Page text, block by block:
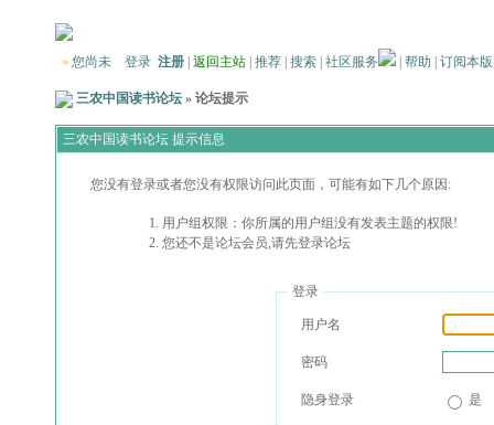
» 您尚未 登录 注册 返回主站 推荐 搜索 社区服务 帮助 订阅本
三农中国读书论坛 » 论坛提示
三农中国读书论坛 提示信息
您没有登录或者您没有权限访问此页面，可能有如下几个原因:
用户组权限：你所属的用户组没有发表主题的权限!
您还不是论坛会员,请先登录论坛
登录
用户名
密码
隐身登录 是